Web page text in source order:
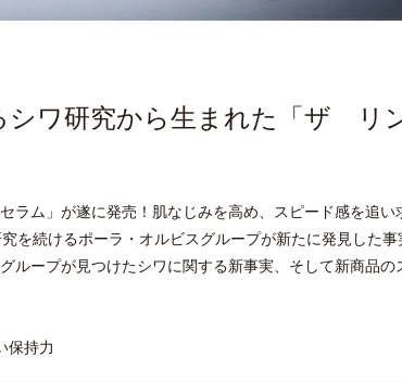
シワ研究から生まれた「ザ リ
ム」が遂に発売！肌なじみを高め、スピード感を追い
を続けるポーラ・オルビスグループが新たに発見した事
ループが見つけたシワに関する新事実、そして新商品の
保持力